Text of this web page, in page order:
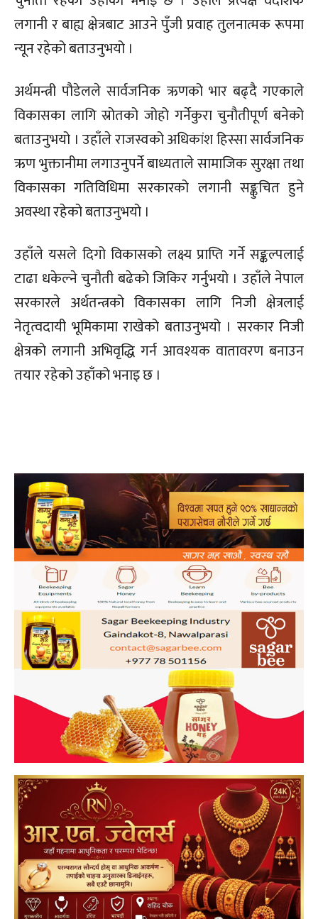
लगानी र बाह्य क्षेत्रबाट आउने पुँजी प्रवाह तुलनात्मक रूपमा
न्यून रहेको बताउनुभयो ।
अर्थमन्त्री पौडेलले सार्वजनिक ऋणको भार बढ्दै गएकाले
विकासका लागि स्रोतको जोहो गर्नेकुरा चुनौतीपूर्ण बनेको
बताउनुभयो । उहाँले राजस्वको अधिकांश हिस्सा सार्वजनिक
ऋण भुक्तानीमा लगाउनुपर्ने बाध्यताले सामाजिक सुरक्षा तथा
विकासका गतिविधिमा सरकारको लगानी सङ्कुचित हुने
अवस्था रहेको बताउनुभयो ।
उहाँले यसले दिगो विकासको लक्ष्य प्राप्ति गर्ने सङ्कल्पलाई
टाढा धकेल्ने चुनौती बढेको जिकिर गर्नुभयो । उहाँले नेपाल
सरकारले अर्थतन्त्रको विकासका लागि निजी क्षेत्रलाई
नेतृत्वदायी भूमिकामा राखेको बताउनुभयो । सरकार निजी
क्षेत्रको लगानी अभिवृद्धि गर्न आवश्यक वातावरण बनाउन
तयार रहेको उहाँको भनाइ छ ।